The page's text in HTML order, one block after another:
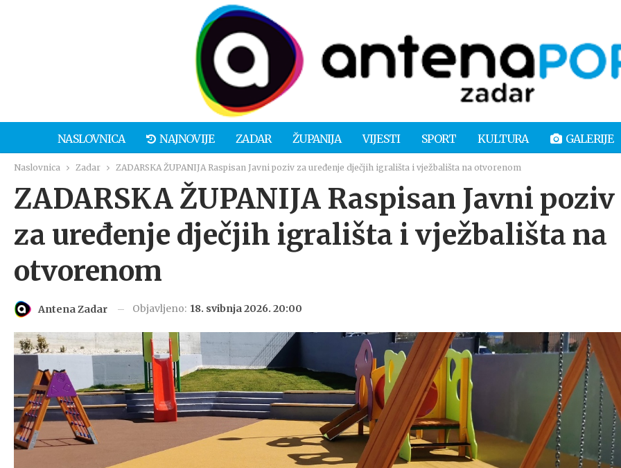
NASLOVNICA NAJNOVIJE ZADAR ŽUPANIJA VIJESTI SPORT KULTURA GALERIJE
Naslovnica Zadar ZADARSKA ŽUPANIJA Raspisan Javni poziv za uređenje dječjih igrališta i vježbališta na otvorenom
ZADARSKA ŽUPANIJA Raspisan Javni poziv
za uređenje dječjih igrališta i vježbališta na
otvorenom
Antena Zadar Objavljeno: 18. svibnja 2026. 20:00